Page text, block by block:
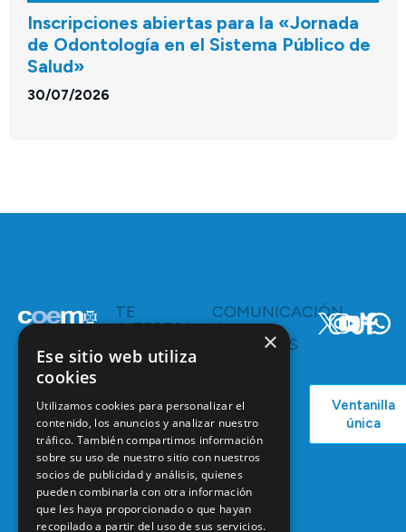
Inscripciones abiertas para la «Jornada
de Odontología en el Sistema Público de
Salud»
30/07/2026
Legendre,
28046
Madrid
91 561 29 05
informacion@coem.org.es
TE
INTERESA
Ventajas
Empleo
Formación
Continuada
Tablón de
anuncios
COMUNICACIÓN
Y
RECURSOS
Podcast
Actualidad
Ventanilla
única
×
Ese sitio web utiliza
cookies
Utilizamos cookies para personalizar el
contenido, los anuncios y analizar nuestro
tráfico. También compartimos información
sobre su uso de nuestro sitio con nuestros
socios de publicidad y análisis, quienes
pueden combinarla con otra información
que les haya proporcionado o que hayan
recopilado a partir del uso de sus servicios.